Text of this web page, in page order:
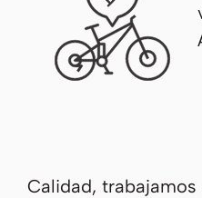
Calidad, trabajamos